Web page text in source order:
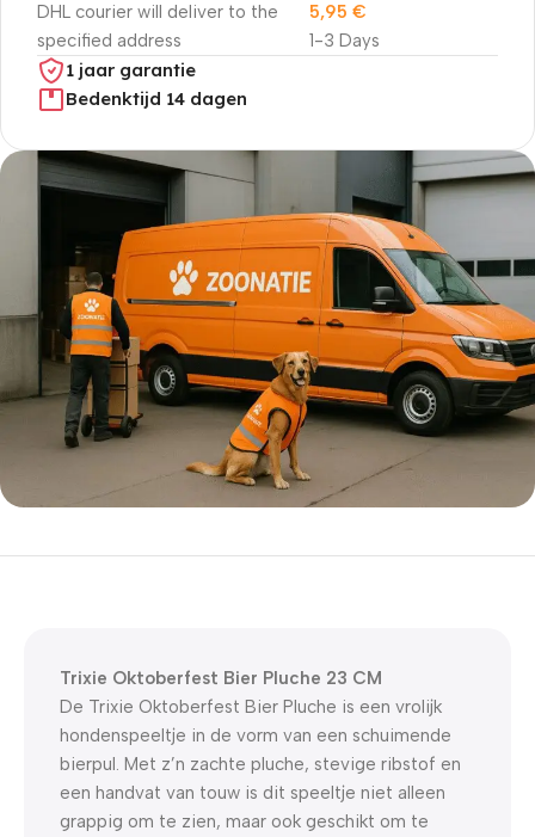
DHL courier will deliver to the
specified address
1-3 Days
5,95 €
1 jaar garantie
Bedenktijd 14 dagen
5% korting met code
Trixie Oktoberfest Bier Pluche 23 CM
De Trixie Oktoberfest Bier Pluche is een vrolijk
hondenspeeltje in de vorm van een schuimende
bierpul. Met z’n zachte pluche, stevige ribstof en
een handvat van touw is dit speeltje niet alleen
grappig om te zien, maar ook geschikt om te